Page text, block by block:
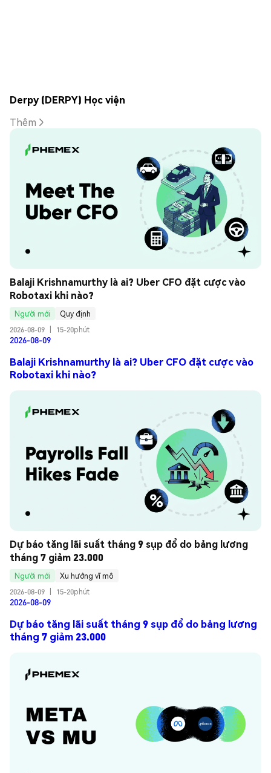
Derpy (DERPY) Học viện
Thêm
Balaji Krishnamurthy là ai? Uber CFO đặt cược vào
Robotaxi khi nào?
Người mới
Quy định
2026-08-09
15-20phút
2026-08-09
Balaji Krishnamurthy là ai? Uber CFO đặt cược vào
Robotaxi khi nào?
Dự báo tăng lãi suất tháng 9 sụp đổ do bảng lương
tháng 7 giảm 23.000
Người mới
Xu hướng vĩ mô
2026-08-09
15-20phút
2026-08-09
Dự báo tăng lãi suất tháng 9 sụp đổ do bảng lương
tháng 7 giảm 23.000